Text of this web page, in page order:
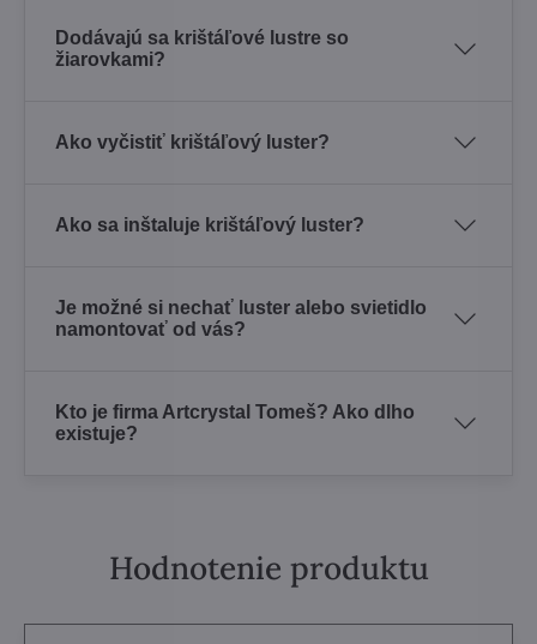
Dodávajú sa krištáľové lustre so
žiarovkami?
Ako vyčistiť krištáľový luster?
Ako sa inštaluje krištáľový luster?
Je možné si nechať luster alebo svietidlo
namontovať od vás?
Kto je firma Artcrystal Tomeš? Ako dlho
existuje?
Hodnotenie produktu